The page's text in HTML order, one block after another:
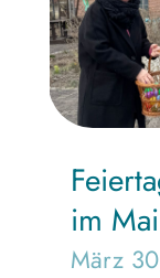
im Mai
März